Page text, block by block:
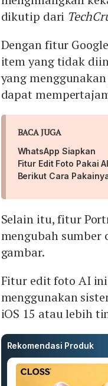
dikutip dari
Dengan fitur
item yang tidak
yang
dapat
BACA JUGA
WhatsApp Siapkan
Fitur Edit Foto Pakai AI,
Berikut Cara
Selain itu, fitur
mengubah sumber
gambar.
Fitur edit foto AI
menggunakan
iOS 15 atau lebih
Rekomendasi Produk